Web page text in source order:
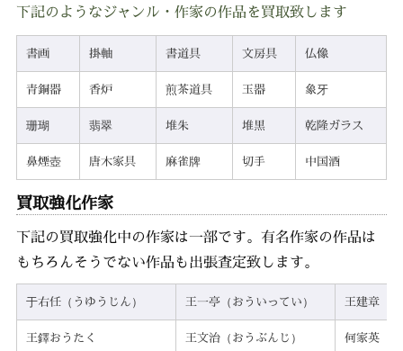
下記のようなジャンル・作家の作品を買取致します
書画 掛軸 書道具 文房具 仏像
青銅器 香炉 煎茶道具 玉器 象牙
珊瑚 翡翠 堆朱 堆黒 乾隆ガラス
鼻煙壺 唐木家具 麻雀牌 切手 中国酒
買取強化作家
下記の買取強化中の作家は一部です。有名作家の作品は
もちろんそうでない作品も出張査定致します。
于右任（うゆうじん） 王一亭（おういってい） 王建章（
王鐸おうたく 王文治（おうぶんじ） 何家英（